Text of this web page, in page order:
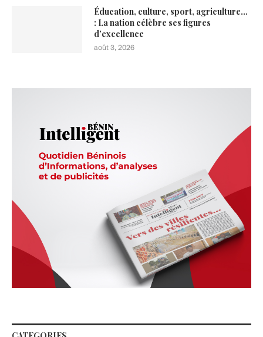
Éducation, culture, sport, agriculture…
: La nation célèbre ses figures
d’excellence
août 3, 2026